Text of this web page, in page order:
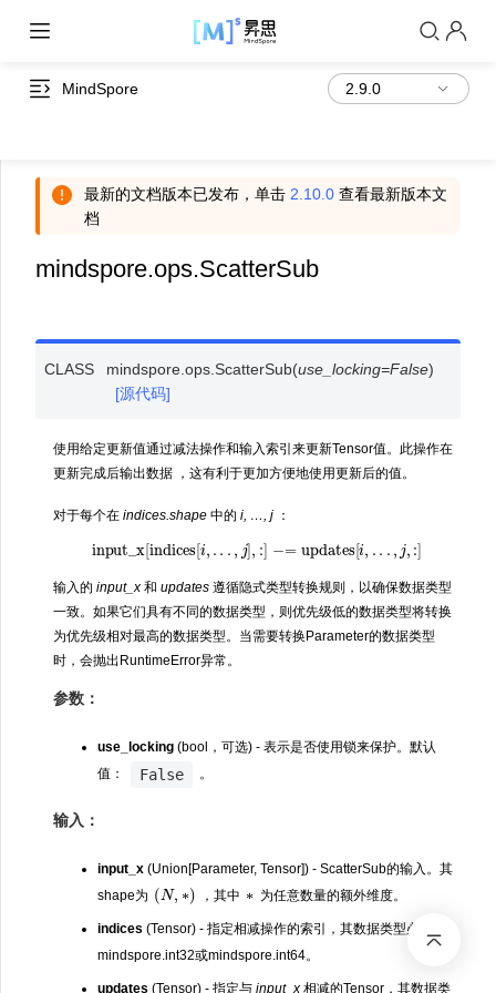
MindSpore
最新的文档版本已发布，单击 2.10.0 查看最新版本文
档
mindspore.ops.ScatterSub
CLASS mindspore.ops.ScatterSub(use_locking=False)
[源代码]
使用给定更新值通过减法操作和输入索引来更新Tensor值。此操作在
更新完成后输出数据 ，这有利于更加方便地使用更新后的值。
对于每个在 indices.shape 中的 i, …, j ：
input_x[indices .., ],: updates[i,.
输入的 input_x 和 updates 遵循隐式类型转换规则，以确保数据类型
一致。如果它们具有不同的数据类型，则优先级低的数据类型将转换
为优先级相对最高的数据类型。当需要转换Parameter的数据类型
时，会抛出RuntimeError异常。
参数：
use_locking (bool，可选) - 表示是否使用锁来保护。默认
值：
False 。
输入：
input_x (Union[Parameter, Tensor]) - ScatterSub的输入。其
shape为 (N, ) ，其中 为任意数量的额外维度。
indices (Tensor) - 指定相减操作的索引，其数据类型必须为
mindspore.int32或mindspore.int64。
updates (Tensor) - 指定与 input_x 相减的Tensor，其数据类